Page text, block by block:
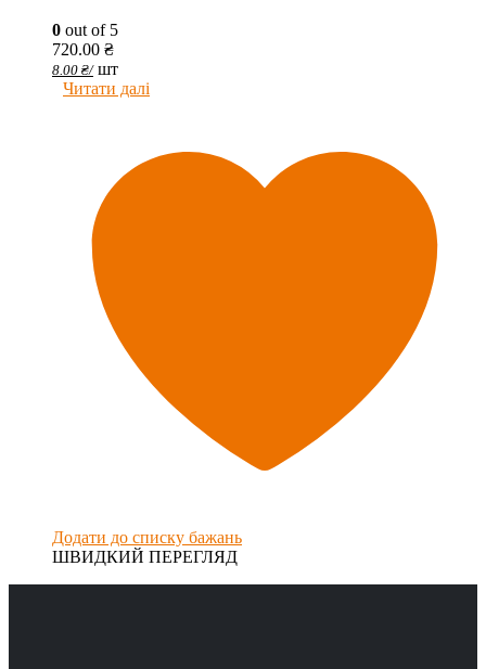
0 out of 5
720.00 ₴
8.00 ₴/ шт
Читати далі
Додати до списку бажань
ШВИДКИЙ ПЕРЕГЛЯД